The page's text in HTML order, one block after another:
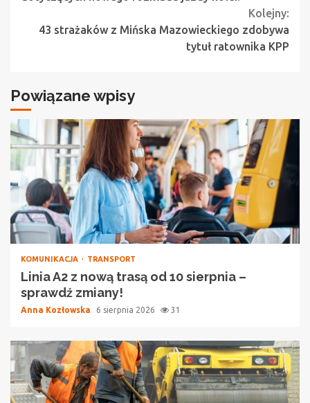
Kolejny:
43 strażaków z Mińska Mazowieckiego zdobywa
tytuł ratownika KPP
Powiązane wpisy
KOMUNIKACJA TRANSPORT
Linia A2 z nową trasą od 10 sierpnia –
sprawdź zmiany!
Anna Kozłowska 6 sierpnia 2026 31